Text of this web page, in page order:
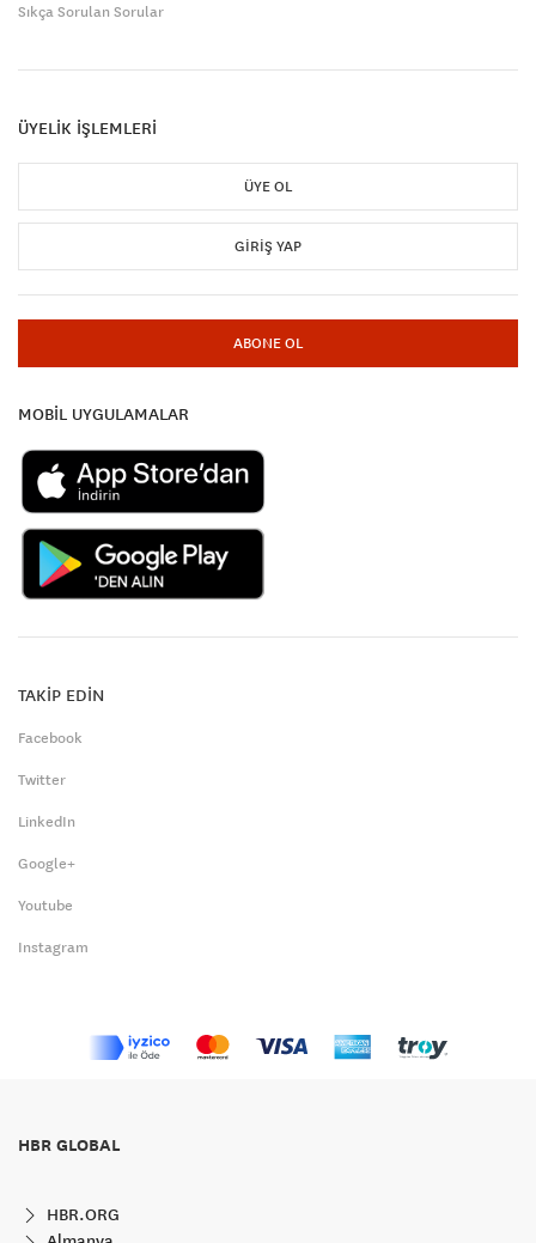
Sıkça Sorulan Sorular
ÜYELİK İŞLEMLERİ
ÜYE OL
GIRIŞ YAP
ABONE OL
MOBİL UYGULAMALAR
TAKİP EDİN
Facebook
Twitter
LinkedIn
Google+
Youtube
Instagram
HBR GLOBAL
HBR.ORG